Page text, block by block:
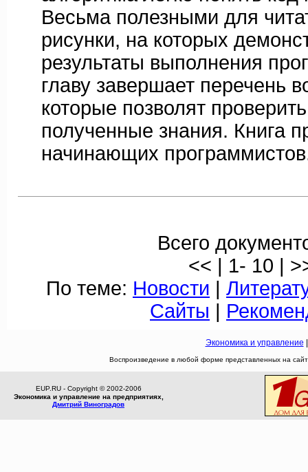
Весьма полезными для
рисунки, на которых
результаты выполнения
главу завершает перечень
которые позволят
полученные знания. Книга
начинающих
Всего
<< | 1- 10 |
По теме: Новости |
Сайты |
Экономика и управление
Воспроизведение в любой форме представленных на
EUP.RU - Copyright © 2002-2006
Экономика и управление на предприятиях,
Дмитрий Виноградов